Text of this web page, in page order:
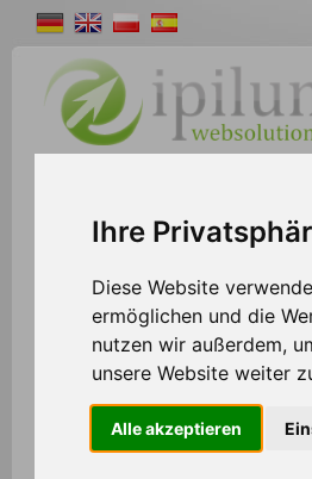
Ihre
Diese Website
ermöglichen und die
nutzen wir außerdem,
unsere Website weiter
Alle akzeptieren
>> Partner
Partner werden und